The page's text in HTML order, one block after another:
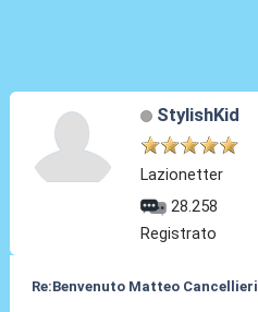
StylishKid
Lazionetter
28.258
Registrato
Re:Benvenuto Matteo Cancellieri